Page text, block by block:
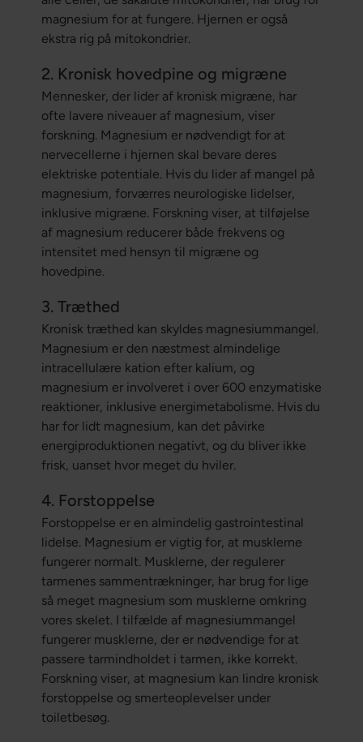
magnesium for at fungere. Hjernen er også
ekstra rig på mitokondrier.
2. Kronisk hovedpine og migræne
Mennesker, der lider af kronisk migræne, har
ofte lavere niveauer af magnesium, viser
forskning. Magnesium er nødvendigt for at
nervecellerne i hjernen skal bevare deres
elektriske potentiale. Hvis du lider af mangel på
magnesium, forværres neurologiske lidelser,
inklusive migræne. Forskning viser, at tilføjelse
af magnesium reducerer både frekvens og
intensitet med hensyn til migræne og
hovedpine.
3. Træthed
Kronisk træthed kan skyldes magnesiummangel.
Magnesium er den næstmest almindelige
intracellulære kation efter kalium, og
magnesium er involveret i over 600 enzymatiske
reaktioner, inklusive energimetabolisme. Hvis du
har for lidt magnesium, kan det påvirke
energiproduktionen negativt, og du bliver ikke
frisk, uanset hvor meget du hviler.
4. Forstoppelse
Forstoppelse er en almindelig gastrointestinal
lidelse. Magnesium er vigtig for, at musklerne
fungerer normalt. Musklerne, der regulerer
tarmenes sammentrækninger, har brug for lige
så meget magnesium som musklerne omkring
vores skelet. I tilfælde af magnesiummangel
fungerer musklerne, der er nødvendige for at
passere tarmindholdet i tarmen, ikke korrekt.
Forskning viser, at magnesium kan lindre kronisk
forstoppelse og smerteoplevelser under
toiletbesøg.